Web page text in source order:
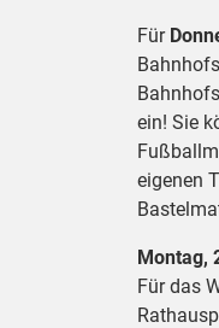
Für
ein! Sie
eigenen
Montag,
Für das